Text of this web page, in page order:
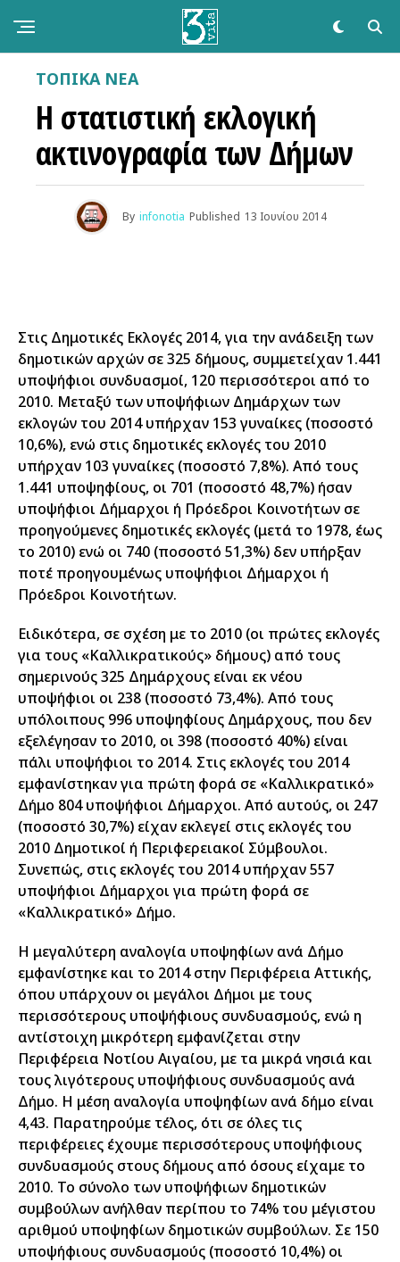
ΤΟΠΙΚΑ ΝΕΑ
Η στατιστική εκλογική
ακτινογραφία των Δήμων
By infonotia Published 13 Ιουνίου 2014
Στις Δημοτικές Εκλογές 2014, για την ανάδειξη των
δημοτικών αρχών σε 325 δήμους, συμμετείχαν 1.441
υποψήφιοι συνδυασμοί, 120 περισσότεροι από το
2010. Μεταξύ των υποψήφιων Δημάρχων των
εκλογών του 2014 υπήρχαν 153 γυναίκες (ποσοστό
10,6%), ενώ στις δημοτικές εκλογές του 2010
υπήρχαν 103 γυναίκες (ποσοστό 7,8%). Από τους
1.441 υποψηφίους, οι 701 (ποσοστό 48,7%) ήσαν
υποψήφιοι Δήμαρχοι ή Πρόεδροι Κοινοτήτων σε
προηγούμενες δημοτικές εκλογές (μετά το 1978, έως
το 2010) ενώ οι 740 (ποσοστό 51,3%) δεν υπήρξαν
ποτέ προηγουμένως υποψήφιοι Δήμαρχοι ή
Πρόεδροι Κοινοτήτων.
Ειδικότερα, σε σχέση με το 2010 (οι πρώτες εκλογές
για τους «Καλλικρατικoύς» δήμους) από τους
σημερινούς 325 Δημάρχους είναι εκ νέου
υποψήφιοι οι 238 (ποσοστό 73,4%). Από τους
υπόλοιπους 996 υποψηφίους Δημάρχους, που δεν
εξελέγησαν το 2010, οι 398 (ποσοστό 40%) είναι
πάλι υποψήφιοι το 2014. Στις εκλογές του 2014
εμφανίστηκαν για πρώτη φορά σε «Καλλικρατικό»
Δήμο 804 υποψήφιοι Δήμαρχοι. Από αυτούς, οι 247
(ποσοστό 30,7%) είχαν εκλεγεί στις εκλογές του
2010 Δημοτικοί ή Περιφερειακοί Σύμβουλοι.
Συνεπώς, στις εκλογές του 2014 υπήρχαν 557
υποψήφιοι Δήμαρχοι για πρώτη φορά σε
«Καλλικρατικό» Δήμο.
Η μεγαλύτερη αναλογία υποψηφίων ανά Δήμο
εμφανίστηκε και το 2014 στην Περιφέρεια Αττικής,
όπου υπάρχουν οι μεγάλοι Δήμοι με τους
περισσότερους υποψήφιους συνδυασμούς, ενώ η
αντίστοιχη μικρότερη εμφανίζεται στην
Περιφέρεια Νοτίου Αιγαίου, με τα μικρά νησιά και
τους λιγότερους υποψήφιους συνδυασμούς ανά
Δήμο. Η μέση αναλογία υποψηφίων ανά δήμο είναι
4,43. Παρατηρούμε τέλος, ότι σε όλες τις
περιφέρειες έχουμε περισσότερους υποψήφιους
συνδυασμούς στους δήμους από όσους είχαμε το
2010. Το σύνολο των υποψήφιων δημοτικών
συμβούλων ανήλθαν περίπου το 74% του μέγιστου
αριθμού υποψηφίων δημοτικών συμβούλων. Σε 150
υποψήφιους συνδυασμούς (ποσοστό 10,4%) οι